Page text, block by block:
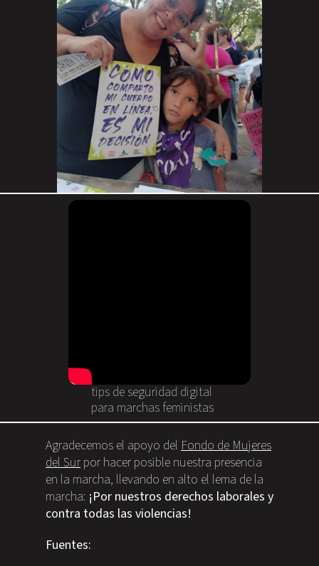
tips de seguridad digital
para marchas feministas
Agradecemos el apoyo del Fondo de Mujeres
del Sur por hacer posible nuestra presencia
en la marcha, llevando en alto el lema de la
marcha: ¡Por nuestros derechos laborales y
contra todas las violencias!
Fuentes: